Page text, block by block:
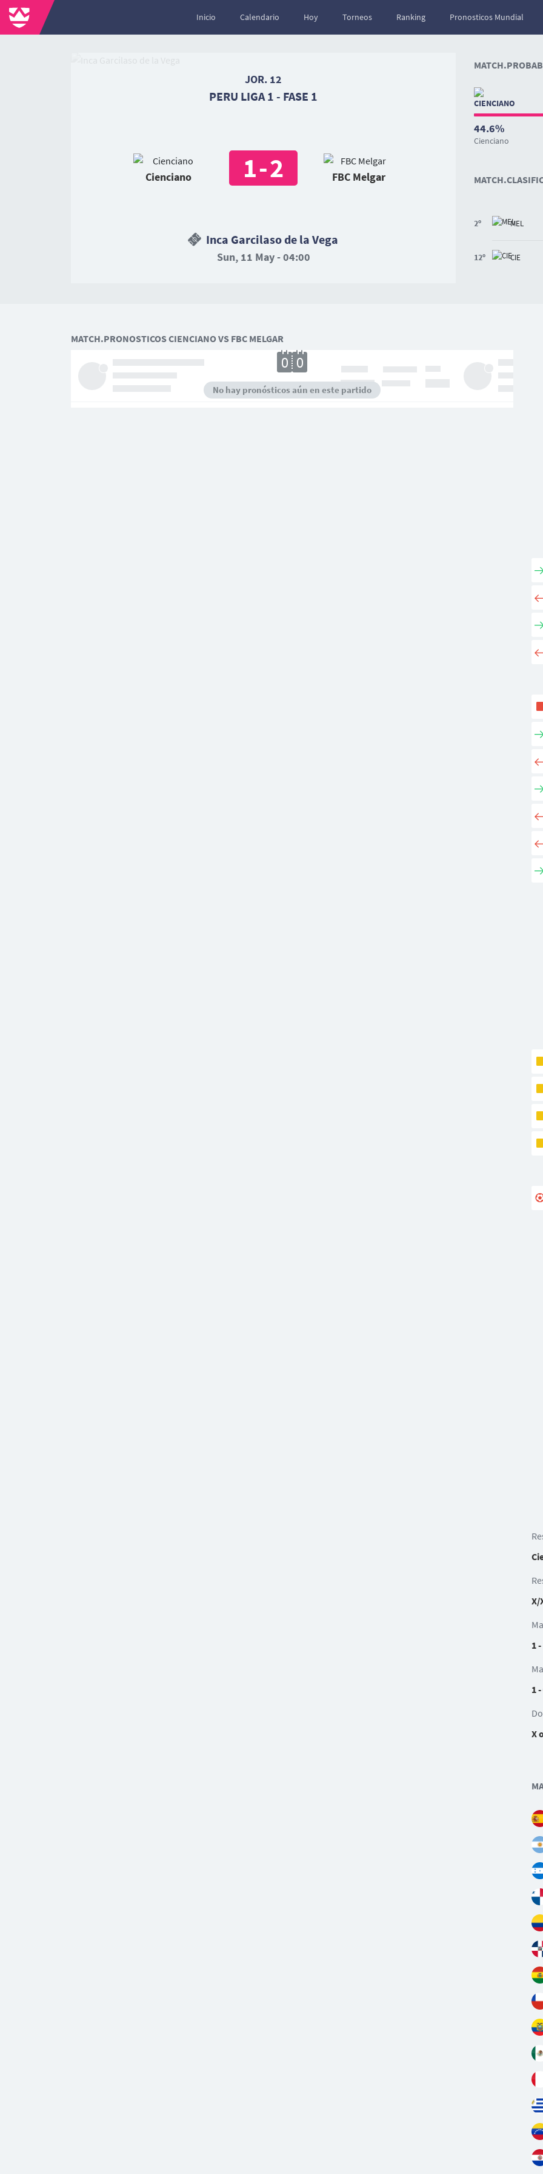
Inicio Calendario Hoy Torneos Ranking Pronosticos Mundial
JOR. 12
PERU LIGA 1 - FASE 1
Cienciano 1-2 FBC Melgar
Inca Garcilaso de la Vega
Sun, 11 May - 04:00
44.6%
Cienciano
2º MEL
12º CIE
MATCH.PRONOSTICOS CIENCIANO VS FBC MELGAR
No hay pronósticos aún en este partido
X/
1
1
X